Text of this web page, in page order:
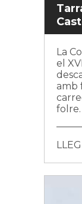
La
el
amb
folre.